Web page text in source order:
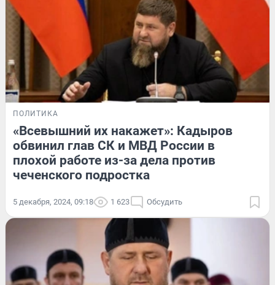
ПОЛИТИКА
«Всевышний их накажет»: Кадыров
обвинил глав СК и МВД России в
плохой работе из-за дела против
чеченского подростка
5 декабря, 2024, 09:18 1 623 Обсудить